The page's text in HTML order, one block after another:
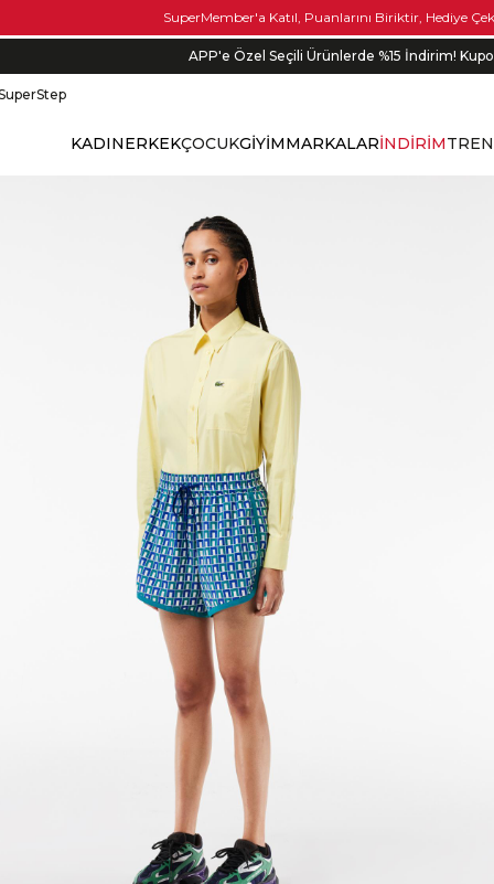
SuperMember'a Katıl, Puanlarını Biriktir, Hediye
APP'e Özel Seçili Ürünlerde %15 İndirim!
Bonus kartlara özel vade farksız taksit
KADINERKEKÇOCUKGİYİMMARKALARİNDİRİM